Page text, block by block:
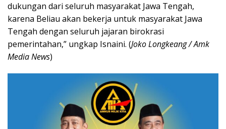
dukungan dari seluruh masyarakat Jawa Tengah,
karena Beliau akan bekerja untuk masyarakat Jawa
Tengah dengan seluruh jajaran birokrasi
pemerintahan,” ungkap Isnaini. (Joko Longkeang / Amk
Media News)